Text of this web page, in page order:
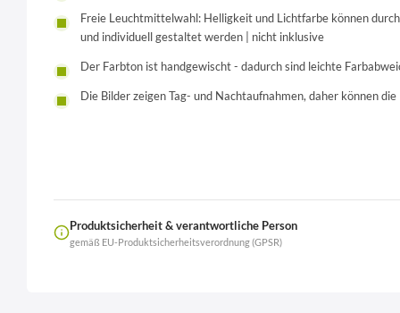
Freie Leuchtmittelwahl: Helligkeit und Lichtfarbe können
und individuell gestaltet werden | nicht inklusive
Der Farbton ist handgewischt - dadurch sind leichte
Die Bilder zeigen Tag- und Nachtaufnahmen, daher können
Produktsicherheit & verantwortliche Person
gemäß EU-Produktsicherheitsverordnung (GPSR)